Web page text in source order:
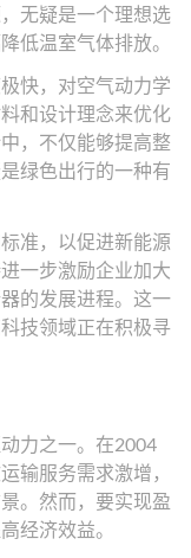
无疑是一个理想选
低温室气体排放。
快，对空气动力学
和设计理念来优化
，不仅能够提高整
绿色出行的一种有
准，以促进新能源
一步激励企业加大
的发展进程。这一
技领域正在积极寻
力之一。在2004
输服务需求激增，
。然而，要实现盈
经济效益。